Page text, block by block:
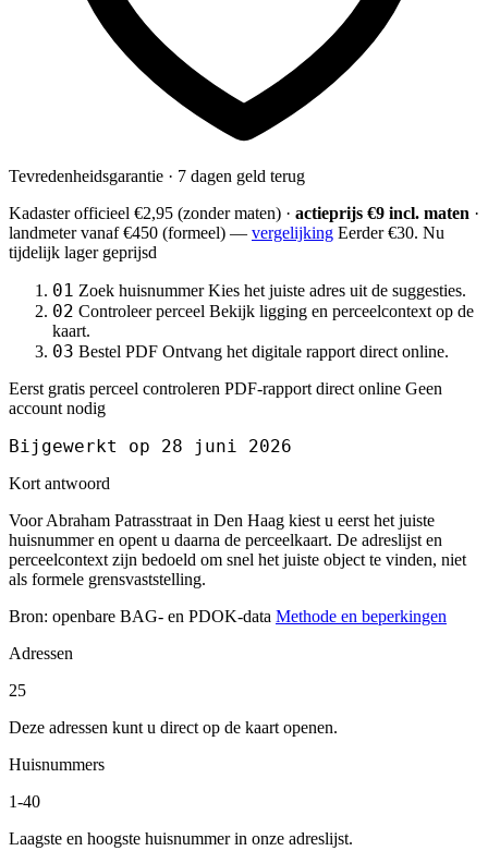
Tevredenheidsgarantie · 7 dagen geld terug
Kadaster officieel €2,95 (zonder maten) · actieprijs €9 incl. maten ·
landmetervanaf €450 (formeel) — vergelijking Eerder €30. Nu
tijdelijk lager geprijsd
01 Zoek huisnummer Kies het juiste adres uit de suggesties.
02 Controleer perceel Bekijk ligging en perceelcontext op de
kaart.
03 Bestel PDF Ontvang het digitale rapport direct online.
Eerst gratis perceel controleren PDF-rapport direct online Geen
account nodig
Bijgewerkt op 28 juni 2026
Kort antwoord
Voor Abraham Patrasstraat in Den Haag kiest u eerst het juiste
huisnummer en opent u daarna de perceelkaart. De adreslijst en
perceelcontext zijn bedoeld om snel het juiste object te vinden, niet
als formele grensvaststelling.
Bron: openbare BAG- en PDOK-data Methode en beperkingen
Adressen
25
Deze adressen kunt u direct op de kaart openen.
Huisnummers
1-40
Laagste en hoogste huisnummer in onze adreslijst.